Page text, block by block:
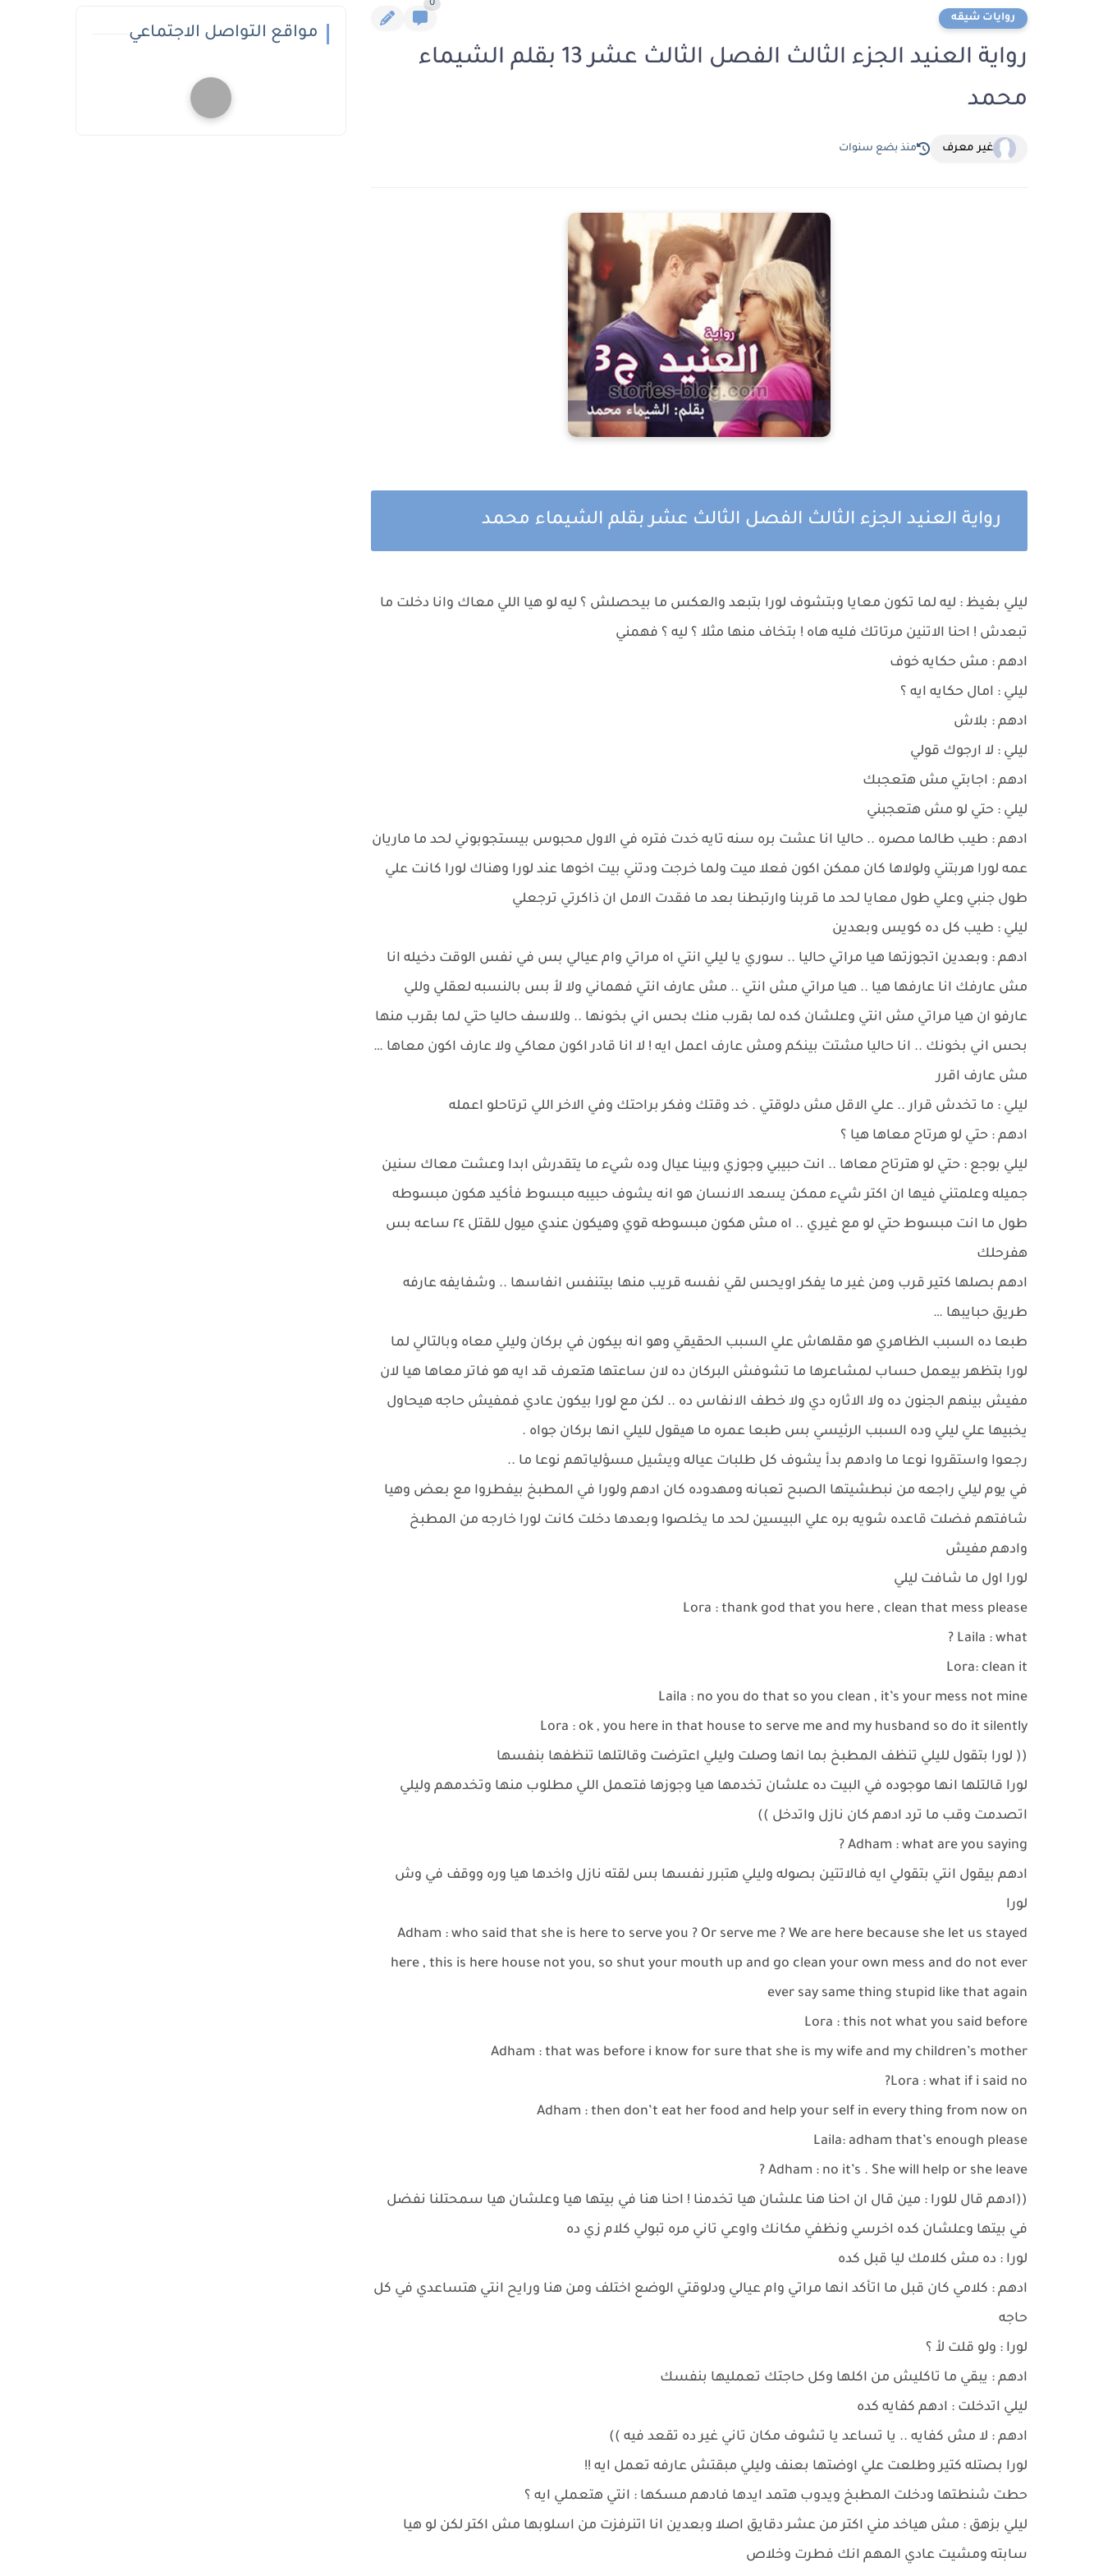
روايات شيقه
0
رواية العنيد الجزء الثالث الفصل الثالث عشر 13 بقلم الشيماء
محمد
غير معرف منذ بضع سنوات
رواية العنيد الجزء الثالث الفصل الثالث عشر بقلم الشيماء محمد
ليلي بغيظ : ليه لما تكون معايا وبتشوف لورا بتبعد والعكس ما بيحصلش ؟ ليه لو هيا اللي معاك وانا دخلت ما
تبعدش ! احنا الاتنين مرتاتك فليه هاه ! بتخاف منها مثلا ؟ ليه ؟ فهمني
ادهم : مش حكايه خوف
ليلي : امال حكايه ايه ؟
ادهم : بلاش
ليلي : لا ارجوك قولي
ادهم : اجابتي مش هتعجبك
ليلي : حتي لو مش هتعجبني
ادهم : طيب طالما مصره .. حاليا انا عشت بره سنه تايه خدت فتره في الاول محبوس بيستجوبوني لحد ما ماريان
عمه لورا هربتني ولولاها كان ممكن اكون فعلا ميت ولما خرجت ودتني بيت اخوها عند لورا وهناك لورا كانت علي
طول جنبي وعلي طول معايا لحد ما قربنا وارتبطنا بعد ما فقدت الامل ان ذاكرتي ترجعلي
ليلي : طيب كل ده كويس وبعدين
ادهم : وبعدين اتجوزتها هيا مراتي حاليا .. سوري يا ليلي انتي اه مراتي وام عيالي بس في نفس الوقت دخيله انا
مش عارفك انا عارفها هيا .. هيا مراتي مش انتي .. مش عارف انتي فهماني ولا لأ بس بالنسبه لعقلي وللي
عارفو ان هيا مراتي مش انتي وعلشان كده لما بقرب منك بحس اني بخونها .. وللاسف حاليا حتي لما بقرب منها
بحس اني بخونك .. انا حاليا مشتت بينكم ومش عارف اعمل ايه ! لا انا قادر اكون معاكي ولا عارف اكون معاها …
مش عارف اقرر
ليلي : ما تخدش قرار .. علي الاقل مش دلوقتي . خد وقتك وفكر براحتك وفي الاخر اللي ترتاحلو اعمله
ادهم : حتي لو هرتاح معاها هيا ؟
ليلي بوجع : حتي لو هترتاح معاها .. انت حبيبي وجوزي وبينا عيال وده شيء ما يتقدرش ابدا وعشت معاك سنين
جميله وعلمتني فيها ان اكتر شيء ممكن يسعد الانسان هو انه يشوف حبيبه مبسوط فأكيد هكون مبسوطه
طول ما انت مبسوط حتي لو مع غيري .. اه مش هكون مبسوطه قوي وهيكون عندي ميول للقتل ٢٤ ساعه بس
هفرحلك
ادهم بصلها كتير قرب ومن غير ما يفكر اويحس لقي نفسه قريب منها بيتنفس انفاسها .. وشفايفه عارفه
طريق حبايبها …
طبعا ده السبب الظاهري هو مقلهاش علي السبب الحقيقي وهو انه بيكون في بركان وليلي معاه وبالتالي لما
لورا بتظهر بيعمل حساب لمشاعرها ما تشوفش البركان ده لان ساعتها هتعرف قد ايه هو فاتر معاها هيا لان
مفيش بينهم الجنون ده ولا الاثاره دي ولا خطف الانفاس ده .. لكن مع لورا بيكون عادي فمفيش حاجه هيحاول
يخبيها علي ليلي وده السبب الرئيسي بس طبعا عمره ما هيقول لليلي انها بركان جواه .
رجعوا واستقروا نوعا ما وادهم بدأ يشوف كل طلبات عياله ويشيل مسؤلياتهم نوعا ما ..
في يوم ليلي راجعه من نبطشيتها الصبح تعبانه ومهدوده كان ادهم ولورا في المطبخ بيفطروا مع بعض وهيا
شافتهم فضلت قاعده شويه بره علي البيسين لحد ما يخلصوا وبعدها دخلت كانت لورا خارجه من المطبخ
وادهم مفيش
لورا اول ما شافت ليلي
Lora : thank god that you here , clean that mess please
Laila : what ?
Lora: clean it
Laila : no you do that so you clean , it’s your mess not mine
Lora : ok , you here in that house to serve me and my husband so do it silently
(( لورا بتقول لليلي تنظف المطبخ بما انها وصلت وليلي اعترضت وقالتلها تنظفها بنفسها
لورا قالتلها انها موجوده في البيت ده علشان تخدمها هيا وجوزها فتعمل اللي مطلوب منها وتخدمهم وليلي
اتصدمت وقب ما ترد ادهم كان نازل واتدخل ))
Adham : what are you saying ?
ادهم بيقول انتي بتقولي ايه فالاتتين بصوله وليلي هتبرر نفسها بس لقته نازل واخدها هيا وره ووقف في وش
لورا
Adham : who said that she is here to serve you ? Or serve me ? We are here because she let us stayed
here , this is here house not you, so shut your mouth up and go clean your own mess and do not ever
ever say same thing stupid like that again
Lora : this not what you said before
Adham : that was before i know for sure that she is my wife and my children’s mother
Lora : what if i said no?
Adham : then don’t eat her food and help your self in every thing from now on
Laila: adham that’s enough please
Adham : no it’s . She will help or she leave ?
((ادهم قال للورا : مين قال ان احنا هنا علشان هيا تخدمنا ! احنا هنا في بيتها هيا وعلشان هيا سمحتلنا نفضل
في بيتها وعلشان كده اخرسي ونظفي مكانك واوعي تاني مره تبولي كلام زي ده
لورا : ده مش كلامك ليا قبل كده
ادهم : كلامي كان قبل ما اتأكد انها مراتي وام عيالي ودلوقتي الوضع اختلف ومن هنا ورايح انتي هتساعدي في كل
حاجه
لورا : ولو قلت لأ ؟
ادهم : يبقي ما تاكليش من اكلها وكل حاجتك تعمليها بنفسك
ليلي اتدخلت : ادهم كفايه كده
ادهم : لا مش كفايه .. يا تساعد يا تشوف مكان تاني غير ده تقعد فيه ))
لورا بصتله كتير وطلعت علي اوضتها بعنف وليلي مبقتش عارفه تعمل ايه !!
حطت شنطتها ودخلت المطبخ ويدوب هتمد ايدها فادهم مسكها : انتي هتعملي ايه ؟
ليلي بزهق : مش هياخد مني اكتر من عشر دقايق اصلا وبعدين انا اتنرفزت من اسلوبها مش اكتر لكن لو هيا
سابته ومشيت عادي المهم انك فطرت وخلاص
مواقع التواصل الاجتماعي